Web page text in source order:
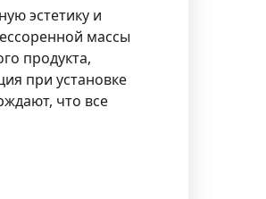
эстетику и
массы
продукта,
при установке
что все